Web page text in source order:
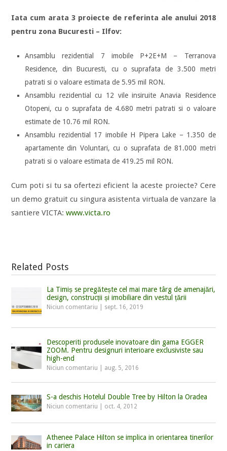
Iata cum arata 3 proiecte de referinta ale anului 2018
pentru zona Bucuresti – Ilfov:
Ansamblu rezidential 7 imobile P+2E+M – Terranova
Residence, din Bucuresti, cu o suprafata de 3.500 metri
patrati si o valoare estimata de 5.95 mil RON.
Ansamblu rezidential cu 12 vile insiruite Anavia Residence
Otopeni, cu o suprafata de 4.680 metri patrati si o valoare
estimate de 10.76 mil RON.
Ansamblu rezidential 17 imobile H Pipera Lake – 1.350 de
apartamente din Voluntari, cu o suprafata de 81.000 metri
patrati si o valoare estimata de 419.25 mil RON.
Cum poti si tu sa ofertezi eficient la aceste proiecte? Cere
un demo gratuit cu singura asistenta virtuala de vanzare la
santiere VICTA:www.victa.ro
Related Posts
La Timiș se pregătește cel mai mare târg de amenajări,
design, construcții și imobiliare din vestul țării
Niciun comentariu sept. 16, 2019
Descoperiti produsele inovatoare din gama EGGER
ZOOM. Pentru designuri interioare exclusiviste sau
high-end
Niciun comentariu aug. 5, 2016
S-a deschis Hotelul Double Tree by Hilton la Oradea
Niciun comentariu oct. 4, 2012
Athenee Palace Hilton se implica in orientarea tinerilor
in cariera